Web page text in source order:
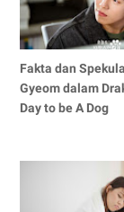
Fakta dan
Gyeom dalam
Day to be A Dog